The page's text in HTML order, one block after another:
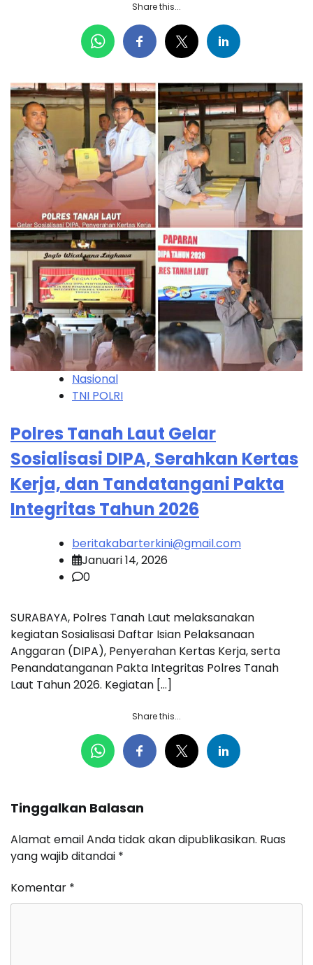
Share this...
Nasional
TNI POLRI
Polres Tanah Laut Gelar
Sosialisasi DIPA, Serahkan Kertas
Kerja, dan Tandatangani Pakta
Integritas Tahun 2026
beritakabarterkini@gmail.com
Januari 14, 2026
0
SURABAYA, Polres Tanah Laut melaksanakan
kegiatan Sosialisasi Daftar Isian Pelaksanaan
Anggaran (DIPA), Penyerahan Kertas Kerja, serta
Penandatanganan Pakta Integritas Polres Tanah
Laut Tahun 2026. Kegiatan […]
Share this...
Tinggalkan Balasan
Alamat email Anda tidak akan dipublikasikan. Ruas
yang wajib ditandai *
Komentar *